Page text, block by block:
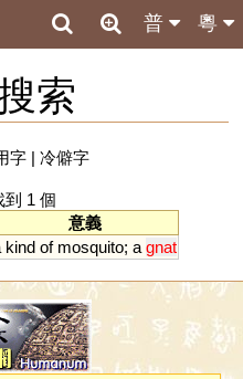
粵
普
索
字| 冷僻字
到 1 個
意義
kind of mosquito; a gnat